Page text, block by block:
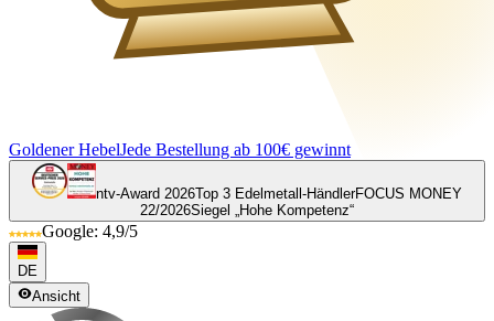
Goldener HebelJede Bestellung ab 100€ gewinnt
ntv-Award 2026Top 3 Edelmetall-HändlerFOCUS MONEY
22/2026Siegel „Hohe Kompetenz“
Google: 4,9/5
DE
Ansicht